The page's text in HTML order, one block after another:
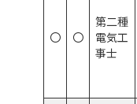
〇 〇
第二種
電気工
事士